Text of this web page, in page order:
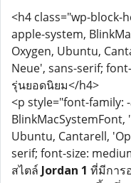
<h4 class="wp-block-
apple-system,
Oxygen, Ubuntu,
Neue', sans-serif;
รุ่นยอดนิยม</h4>
<p style="font-family:
BlinkMacSystemFont,
Ubuntu, Cantarell,
serif; font-size:
สไตล์ Jordan 1 ที่มีการ